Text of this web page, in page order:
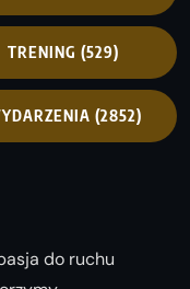
TRENING (529)
(2852)
do ruchu